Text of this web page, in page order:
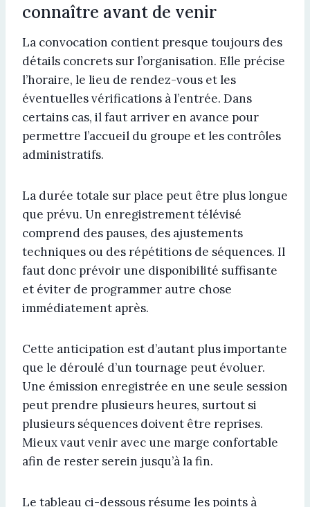
connaître avant de venir
La convocation contient presque toujours des
détails concrets sur l’organisation. Elle précise
l’horaire, le lieu de rendez-vous et les
éventuelles vérifications à l’entrée. Dans
certains cas, il faut arriver en avance pour
permettre l’accueil du groupe et les contrôles
administratifs.
La durée totale sur place peut être plus longue
que prévu. Un enregistrement télévisé
comprend des pauses, des ajustements
techniques ou des répétitions de séquences. Il
faut donc prévoir une disponibilité suffisante
et éviter de programmer autre chose
immédiatement après.
Cette anticipation est d’autant plus importante
que le déroulé d’un tournage peut évoluer.
Une émission enregistrée en une seule session
peut prendre plusieurs heures, surtout si
plusieurs séquences doivent être reprises.
Mieux vaut venir avec une marge confortable
afin de rester serein jusqu’à la fin.
Le tableau ci-dessous résume les points à